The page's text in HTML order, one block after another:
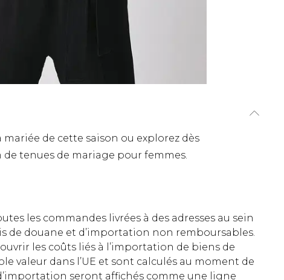
mariée de cette saison ou explorez dès
tenues de mariage pour femmes.
les commandes livrées à des adresses au sein
de douane et d’importation non remboursables.
les coûts liés à l’importation de biens de
valeur dans l’UE et sont calculés au moment de
seront affichés comme une ligne